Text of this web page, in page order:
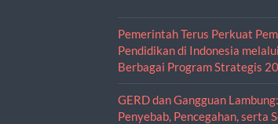
Pemerintah Terus Perkuat
Pendidikan di Indonesia melalui
Berbagai Program Strategis
GERD dan Gangguan Lambung:
Penyebab, Pencegahan, serta